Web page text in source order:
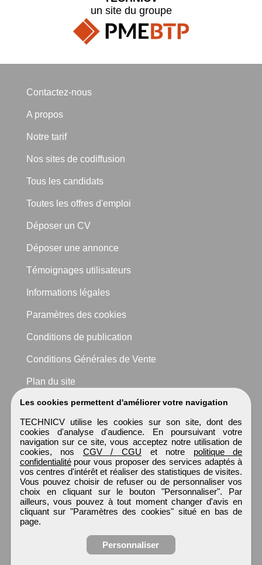
Les cookies permettent d'améliorer votre navigation
TECHNICV utilise les cookies sur son site, dont des
cookies d'analyse d'audience. En poursuivant votre
navigation sur ce site, vous acceptez notre utilisation de
cookies, nos CGV / CGU et notre politique de
confidentialitépour vous proposer des services adaptés à
vos centres d'intérêt et réaliser des statistiques de visites.
Vous pouvez choisir de refuser ou de personnaliser vos
choix en cliquant sur le bouton "Personnaliser". Par
ailleurs, vous pouvez à tout moment changer d'avis en
cliquant sur "Paramètres des cookies" situé en bas de
page.
Personnaliser
un site du groupe
Contactez-nous
A propos
Notre tarif
Nos sites de codiffusion
Tous les candidats
Toutes les offres d'emploi
Déposer un CV
Déposer une annonce
Témoignages utilisateurs
Informations légales
Paramètres des cookies
Conditions de publication
Conditions Générales de Vente
Plan du site